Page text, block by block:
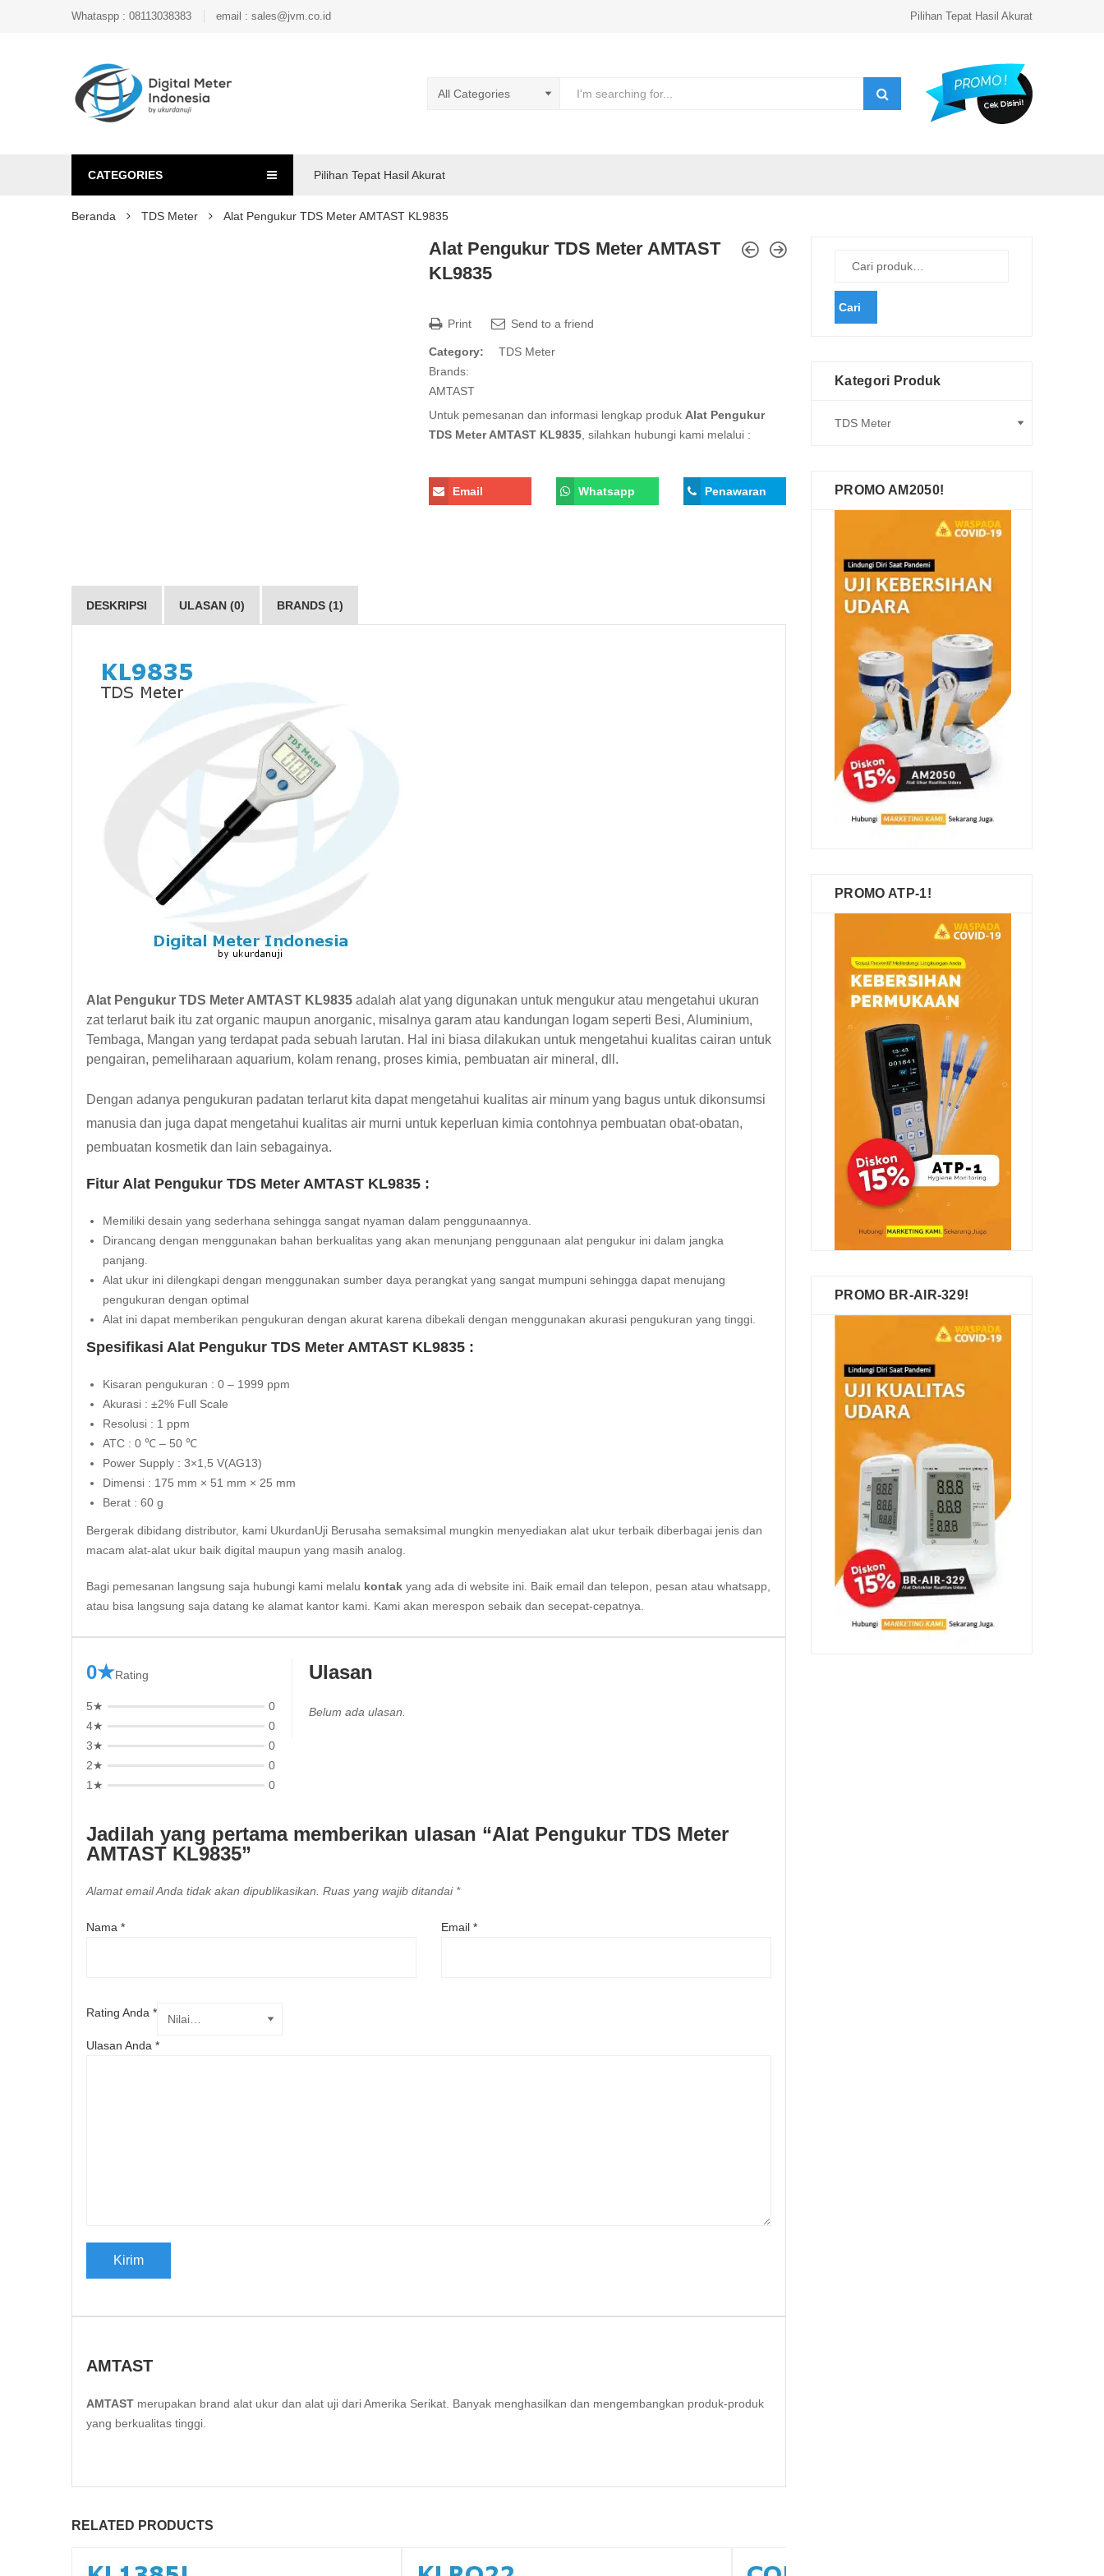
Whataspp : 08113038383 email : sales@jvm.co.id Pilihan Tepat Hasil Akurat
CATEGORIES Pilihan Tepat Hasil Akurat
Beranda TDS Meter Alat Pengukur TDS Meter AMTAST KL9835
Alat Pengukur TDS Meter AMTAST
KL9835
Print Send to a friend
Category:
TDS Meter
Brands:
AMTAST
Untuk pemesanan dan informasi lengkap produk Alat Pengukur
TDS Meter AMTAST KL9835 , silahkan hubungi kami melalui :
Email Whatsapp Penawaran
DESKRIPSI ULASAN (0) BRANDS (1)
Alat Pengukur TDS Meter AMTAST KL9835 adalah alat yang digunakan untuk mengukur atau mengetahui ukuran
zat terlarut baik itu zat organic maupun anorganic, misalnya garam atau kandungan logam seperti Besi, Aluminium,
Tembaga, Mangan yang terdapat pada sebuah larutan. Hal ini biasa dilakukan untuk mengetahui kualitas cairan untuk
pengairan, pemeliharaan aquarium, kolam renang, proses kimia, pembuatan air mineral, dll.
Dengan adanya pengukuran padatan terlarut kita dapat mengetahui kualitas air minum yang bagus untuk dikonsumsi
manusia dan juga dapat mengetahui kualitas air murni untuk keperluan kimia contohnya pembuatan obat-obatan,
pembuatan kosmetik dan lain sebagainya.
Fitur Alat Pengukur TDS Meter AMTAST KL9835 :
Memiliki desain yang sederhana sehingga sangat nyaman dalam penggunaannya.
Dirancang dengan menggunakan bahan berkualitas yang akan menunjang penggunaan alat pengukur ini dalam jangka
panjang.
Alat ukur ini dilengkapi dengan menggunakan sumber daya perangkat yang sangat mumpuni sehingga dapat menujang
pengukuran dengan optimal
Alat ini dapat memberikan pengukuran dengan akurat karena dibekali dengan menggunakan akurasi pengukuran yang tinggi.
Spesifikasi Alat Pengukur TDS Meter AMTAST KL9835 :
Kisaran pengukuran : 0 – 1999 ppm
Akurasi : ±2% Full Scale
Resolusi : 1 ppm
ATC : 0 ℃ – 50 ℃
Power Supply : 3×1,5 V(AG13)
Dimensi : 175 mm × 51 mm × 25 mm
Berat : 60 g
Bergerak dibidang distributor, kami UkurdanUji Berusaha semaksimal mungkin menyediakan alat ukur terbaik diberbagai jenis dan
macam alat-alat ukur baik digital maupun yang masih analog.
Bagi pemesanan langsung saja hubungi kami melalu kontak yang ada di website ini. Baik email dan telepon, pesan atau whatsapp,
atau bisa langsung saja datang ke alamat kantor kami. Kami akan merespon sebaik dan secepat-cepatnya.
0★Rating
5★
0
4★
0
3★
0
2★
0
1★
0
Ulasan
Belum ada ulasan.
Jadilah yang pertama memberikan ulasan “Alat Pengukur TDS Meter
AMTAST KL9835”
Alamat email Anda tidak akan dipublikasikan. Ruas yang wajib ditandai *
Nama * Email *
Rating Anda *
Ulasan Anda *
AMTAST
AMTAST merupakan brand alat ukur dan alat uji dari Amerika Serikat. Banyak menghasilkan dan mengembangkan produk-produk
yang berkualitas tinggi.
RELATED PRODUCTS
Cari
Kategori Produk
PROMO AM2050!
PROMO ATP-1!
PROMO BR-AIR-329!